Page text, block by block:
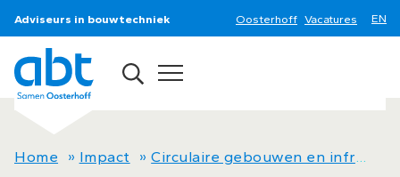
Adviseurs in bouwtechniek Oosterhoff Vacatures
Home » Impact »Circulaire gebouwen en infrastructuur nu